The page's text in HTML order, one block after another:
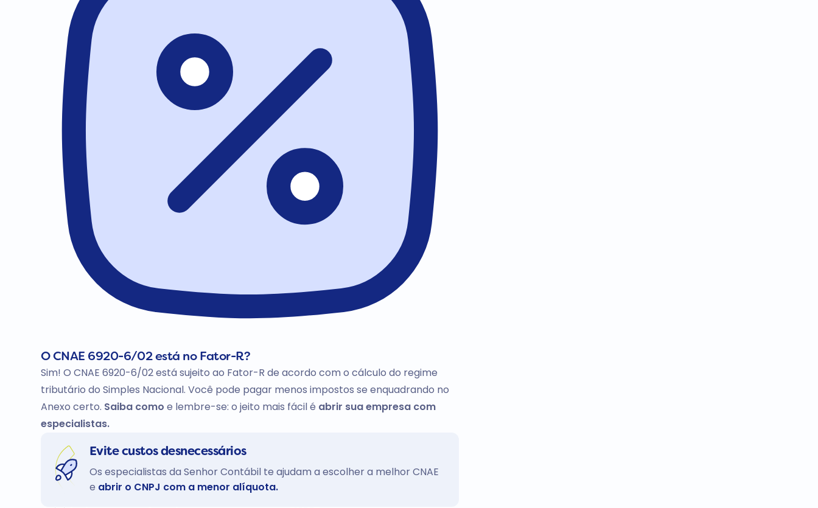
O CNAE 6920-6/02 está no Fator-R?
Sim! O CNAE 6920-6/02 está sujeito ao Fator-R de acordo com o cálculo do regime
tributário do Simples Nacional. Você pode pagar menos impostos se enquadrando no
Anexo certo. Saiba como e lembre-se: o jeito mais fácil é abrir sua empresa com
especialistas.
Evite custos desnecessários
Os especialistas da Senhor Contábil te ajudam a escolher a melhor CNAE
e abrir o CNPJ com a menor alíquota.